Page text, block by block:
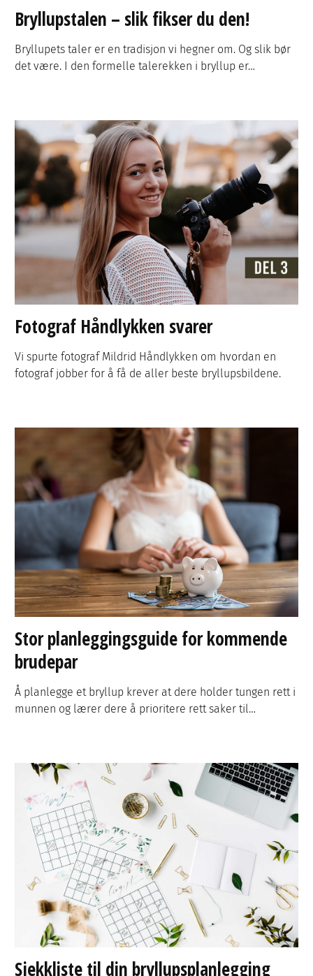
Bryllupstalen – slik fikser du den!
Bryllupets taler er en tradisjon vi hegner om. Og slik bør
det være. I den formelle talerekken i bryllup er…
Fotograf Håndlykken svarer
Vi spurte fotograf Mildrid Håndlykken om hvordan en
fotograf jobber for å få de aller beste bryllupsbildene.
Stor planleggingsguide for kommende
brudepar
Å planlegge et bryllup krever at dere holder tungen rett i
munnen og lærer dere å prioritere rett saker til…
Sjekkliste til din bryllupsplanlegging